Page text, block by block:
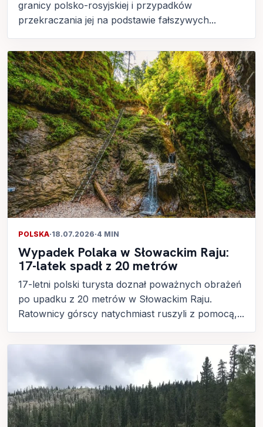
granicy polsko-rosyjskiej i przypadków
przekraczania jej na podstawie fałszywych...
POLSKA·18.07.2026·4 MIN
Wypadek Polaka w Słowackim Raju:
17-latek spadł z 20 metrów
17-letni polski turysta doznał poważnych obrażeń
po upadku z 20 metrów w Słowackim Raju.
Ratownicy górscy natychmiast ruszyli z pomocą,...